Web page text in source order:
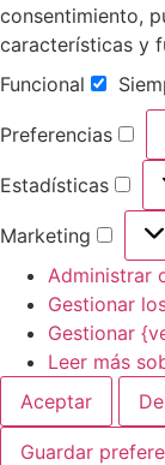
consentimiento,
características y
Funcional
Preferencias
Estadísticas
Marketing
Administrar
Gestionar
Gestionar
Leer más
Aceptar
Guardar